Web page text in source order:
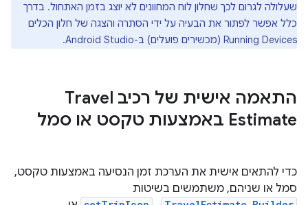
שעלולה לגרום לכך שחלון לוח המחוונים לא יוצג בזמן האתחול. בדרך
כלל אפשר לפתור את הבעיה על ידי הסתרה והצגה של חלון הכלים
Running Devices (מכשירים פועלים) ב-Android Studio.
התאמה אישית של רכיב Travel
Estimate באמצעות טקסט או סמל
כדי להתאים אישית את הערכת זמן הנסיעה באמצעות טקסט,
סמל או שניהם, משתמשים בשיטות